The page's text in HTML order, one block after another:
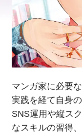
マンガ家に必要
実践を経て自身
SNS運用や縦ス
なスキルの習得